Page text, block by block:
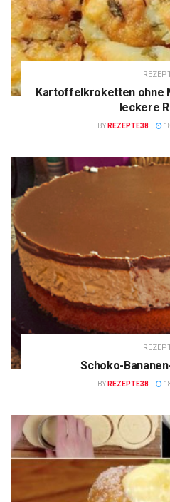
Kartoffelkroketten ohne
leckere
BY REZEPTE38
Schoko-
BY REZEPTE38